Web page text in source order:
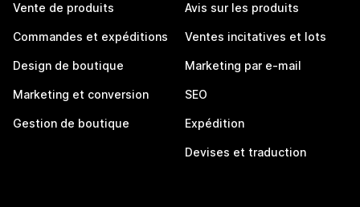
Vente de produits
Commandes et expéditions
Design de boutique
Marketing et conversion
Gestion de boutique
Avis sur les produits
Ventes incitatives et lots
Marketing par e-mail
SEO
Expédition
Devises et traduction